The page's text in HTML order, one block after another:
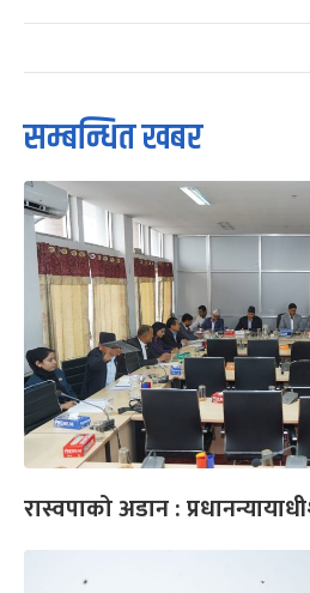
सम्बन्धित खबर
रास्वपाको अडान :